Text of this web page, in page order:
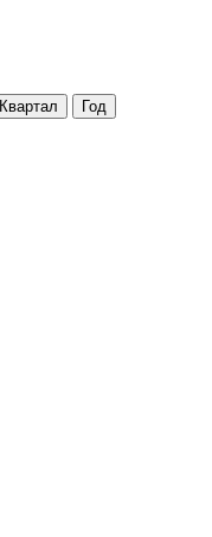
Квартал Год